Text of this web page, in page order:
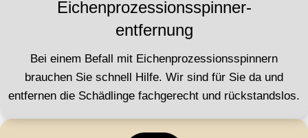
Eichenprozessionsspinner­
entfernung
Bei einem Befall mit Eichenprozessionsspinnern
brauchen Sie schnell Hilfe. Wir sind für Sie da und
entfernen die Schädlinge fachgerecht und rückstandslos.